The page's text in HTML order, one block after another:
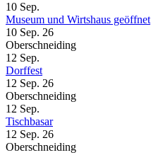
10 Sep.
Museum und Wirtshaus geöffnet
10 Sep. 26
Oberschneiding
12 Sep.
Dorffest
12 Sep. 26
Oberschneiding
12 Sep.
Tischbasar
12 Sep. 26
Oberschneiding